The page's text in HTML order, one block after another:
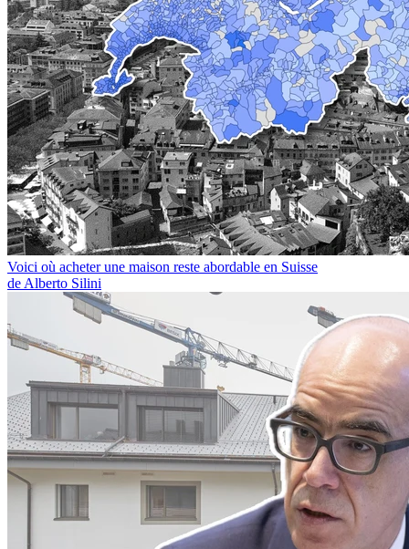
Voici où acheter une maison reste abordable en Suisse
de Alberto Silini